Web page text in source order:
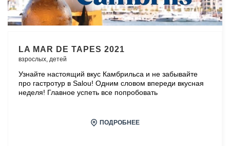
LA MAR DE TAPES 2021
взрослых, детей
Узнайте настоящий вкус Камбрильса и не забывайте
про гастротур в Salou! Одним словом впереди вкусная
неделя! Главное успеть все попробовать
ПОДРОБНЕЕ